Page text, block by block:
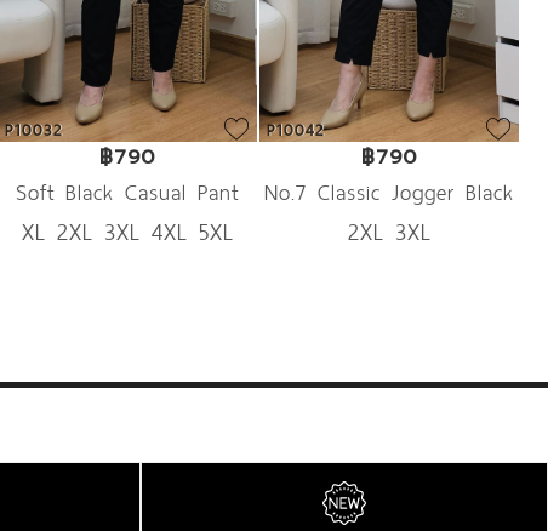
P10032
฿790
Soft Black Casual Pant
XL 2XL 3XL 4XL 5XL
P10042
฿790
No.7 Classic Jogger Black
Pant
2XL 3XL